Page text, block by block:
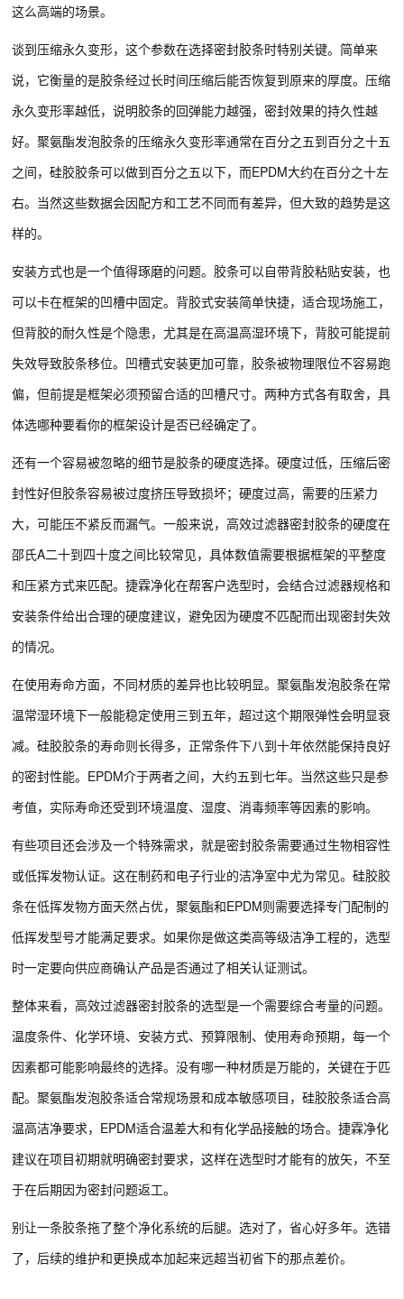
这么高端的场景。
谈到压缩永久变形，这个参数在选择密封胶条时特别关键。简单来
说，它衡量的是胶条经过长时间压缩后能否恢复到原来的厚度。压缩
永久变形率越低，说明胶条的回弹能力越强，密封效果的持久性越
好。聚氨酯发泡胶条的压缩永久变形率通常在百分之五到百分之十五
之间，硅胶胶条可以做到百分之五以下，而EPDM大约在百分之十左
右。当然这些数据会因配方和工艺不同而有差异，但大致的趋势是这
样的。
安装方式也是一个值得琢磨的问题。胶条可以自带背胶粘贴安装，也
可以卡在框架的凹槽中固定。背胶式安装简单快捷，适合现场施工，
但背胶的耐久性是个隐患，尤其是在高温高湿环境下，背胶可能提前
失效导致胶条移位。凹槽式安装更加可靠，胶条被物理限位不容易跑
偏，但前提是框架必须预留合适的凹槽尺寸。两种方式各有取舍，具
体选哪种要看你的框架设计是否已经确定了。
还有一个容易被忽略的细节是胶条的硬度选择。硬度过低，压缩后密
封性好但胶条容易被过度挤压导致损坏；硬度过高，需要的压紧力
大，可能压不紧反而漏气。一般来说，高效过滤器密封胶条的硬度在
邵氏A二十到四十度之间比较常见，具体数值需要根据框架的平整度
和压紧方式来匹配。捷霖净化在帮客户选型时，会结合过滤器规格和
安装条件给出合理的硬度建议，避免因为硬度不匹配而出现密封失效
的情况。
在使用寿命方面，不同材质的差异也比较明显。聚氨酯发泡胶条在常
温常湿环境下一般能稳定使用三到五年，超过这个期限弹性会明显衰
减。硅胶胶条的寿命则长得多，正常条件下八到十年依然能保持良好
的密封性能。EPDM介于两者之间，大约五到七年。当然这些只是参
考值，实际寿命还受到环境温度、湿度、消毒频率等因素的影响。
有些项目还会涉及一个特殊需求，就是密封胶条需要通过生物相容性
或低挥发物认证。这在制药和电子行业的洁净室中尤为常见。硅胶胶
条在低挥发物方面天然占优，聚氨酯和EPDM则需要选择专门配制的
低挥发型号才能满足要求。如果你是做这类高等级洁净工程的，选型
时一定要向供应商确认产品是否通过了相关认证测试。
整体来看，高效过滤器密封胶条的选型是一个需要综合考量的问题。
温度条件、化学环境、安装方式、预算限制、使用寿命预期，每一个
因素都可能影响最终的选择。没有哪一种材质是万能的，关键在于匹
配。聚氨酯发泡胶条适合常规场景和成本敏感项目，硅胶胶条适合高
温高洁净要求，EPDM适合温差大和有化学品接触的场合。捷霖净化
建议在项目初期就明确密封要求，这样在选型时才能有的放矢，不至
于在后期因为密封问题返工。
别让一条胶条拖了整个净化系统的后腿。选对了，省心好多年。选错
了，后续的维护和更换成本加起来远超当初省下的那点差价。